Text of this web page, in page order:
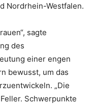
Nordrhein-Westfalen.
sagte
des
einer engen
bewusst, um das
„Die
Schwerpunkte